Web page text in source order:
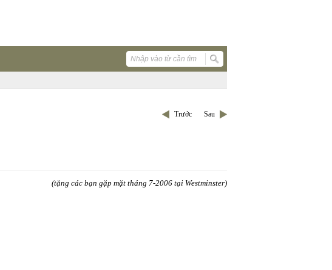
Trước Sau
(tặng các bạn gặp mặt tháng 7-2006 tại Westminster)